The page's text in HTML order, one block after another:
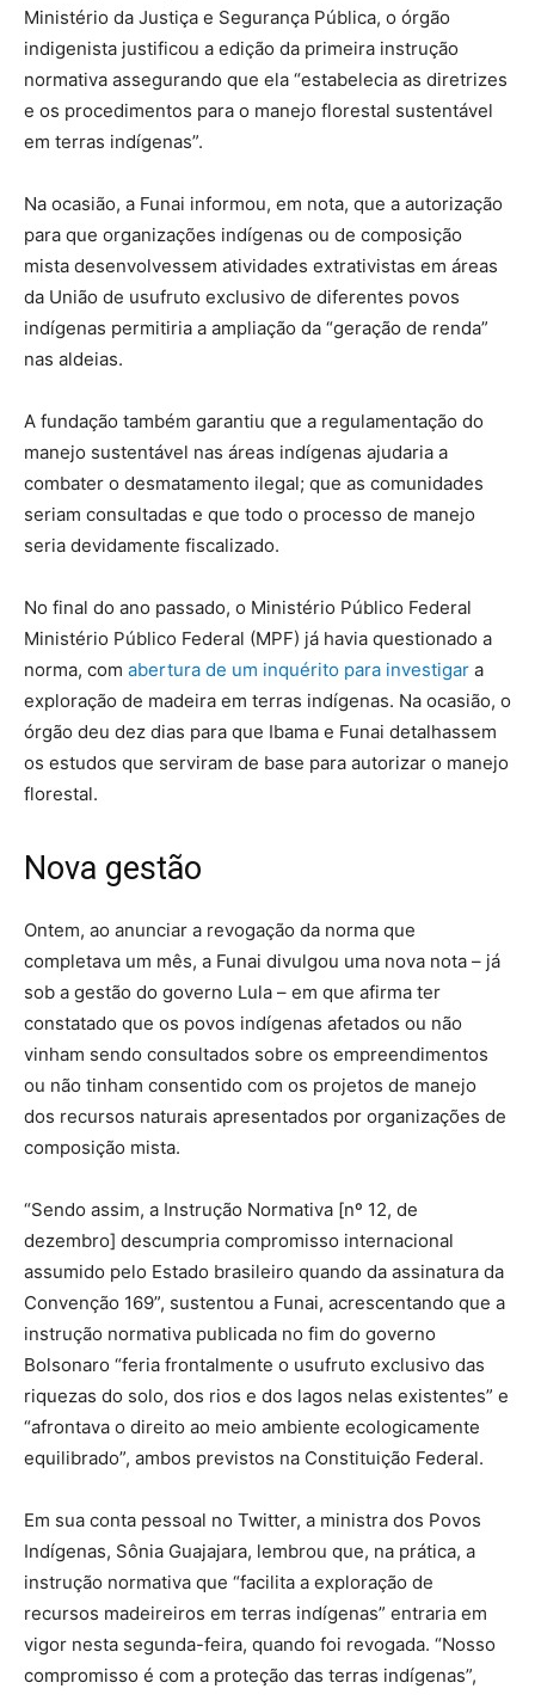
Ministério da Justiça e Segurança Pública, o órgão
indigenista justificou a edição da primeira instrução
normativa assegurando que ela “estabelecia as diretrizes
e os procedimentos para o manejo florestal sustentável
em terras indígenas”.
Na ocasião, a Funai informou, em nota, que a autorização
para que organizações indígenas ou de composição
mista desenvolvessem atividades extrativistas em áreas
da União de usufruto exclusivo de diferentes povos
indígenas permitiria a ampliação da “geração de renda”
nas aldeias.
A fundação também garantiu que a regulamentação do
manejo sustentável nas áreas indígenas ajudaria a
combater o desmatamento ilegal; que as comunidades
seriam consultadas e que todo o processo de manejo
seria devidamente fiscalizado.
No final do ano passado, o Ministério Público Federal
Ministério Público Federal (MPF) já havia questionado a
norma, com abertura de um inquérito para investigar a
exploração de madeira em terras indígenas. Na ocasião, o
órgão deu dez dias para que Ibama e Funai detalhassem
os estudos que serviram de base para autorizar o manejo
florestal.
Nova gestão
Ontem, ao anunciar a revogação da norma que
completava um mês, a Funai divulgou uma nova nota – já
sob a gestão do governo Lula – em que afirma ter
constatado que os povos indígenas afetados ou não
vinham sendo consultados sobre os empreendimentos
ou não tinham consentido com os projetos de manejo
dos recursos naturais apresentados por organizações de
composição mista.
“Sendo assim, a Instrução Normativa [nº 12, de
dezembro] descumpria compromisso internacional
assumido pelo Estado brasileiro quando da assinatura da
Convenção 169”, sustentou a Funai, acrescentando que a
instrução normativa publicada no fim do governo
Bolsonaro “feria frontalmente o usufruto exclusivo das
riquezas do solo, dos rios e dos lagos nelas existentes” e
“afrontava o direito ao meio ambiente ecologicamente
equilibrado”, ambos previstos na Constituição Federal.
Em sua conta pessoal no Twitter, a ministra dos Povos
Indígenas, Sônia Guajajara, lembrou que, na prática, a
instrução normativa que “facilita a exploração de
recursos madeireiros em terras indígenas” entraria em
vigor nesta segunda-feira, quando foi revogada. “Nosso
compromisso é com a proteção das terras indígenas”,